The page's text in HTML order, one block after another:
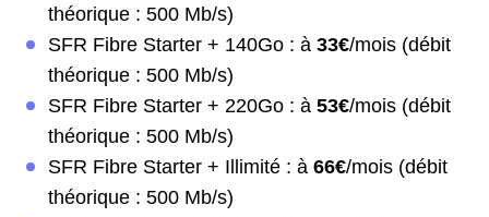
théorique : 500 Mb/s)
SFR Fibre Starter + 140Go : à 33€/mois (débit
théorique : 500 Mb/s)
SFR Fibre Starter + 220Go : à 53€/mois (débit
théorique : 500 Mb/s)
SFR Fibre Starter + Illimité : à 66€/mois (débit
théorique : 500 Mb/s)